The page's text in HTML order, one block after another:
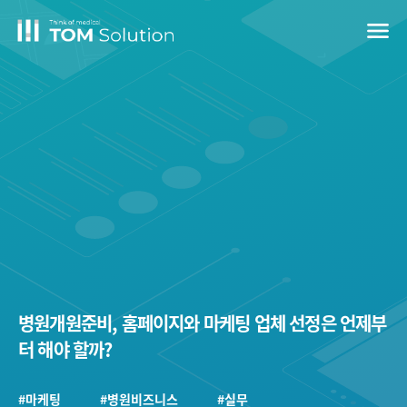
menu
병원개원준비, 홈페이지와 마케팅 업체 선정은 언제부
터 해야 할까?
#마케팅 #병원비즈니스 #실무